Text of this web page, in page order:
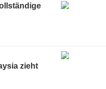
zieht